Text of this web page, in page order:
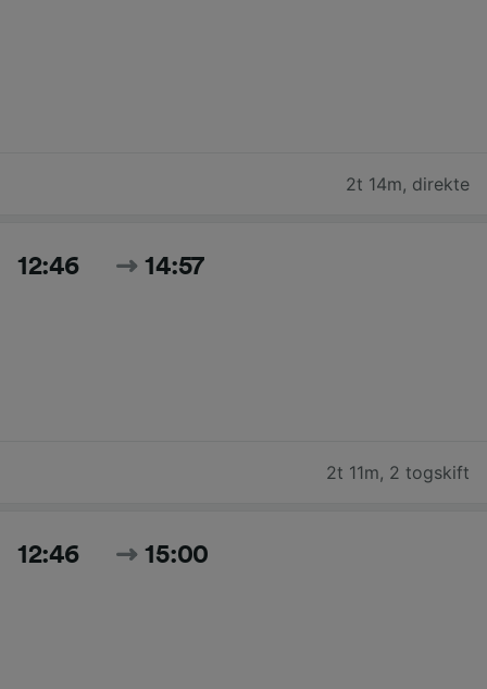
2t 14m, direkte
12:46 14:57
2t 11m, 2 togskift
12:46 15:00